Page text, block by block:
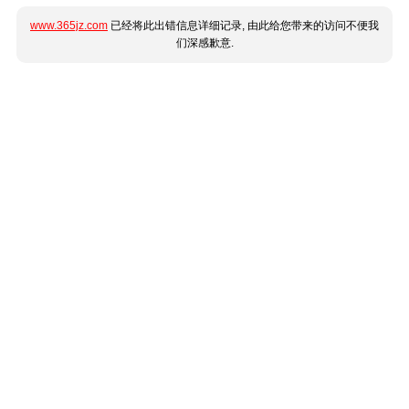
www.365jz.com 已经将此出错信息详细记录, 由此给您带来的访问不便我
们深感歉意.